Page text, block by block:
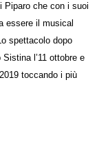
Piparo che con i suoi
essere il musical
spettacolo dopo
l’11 ottobre e
toccando i più